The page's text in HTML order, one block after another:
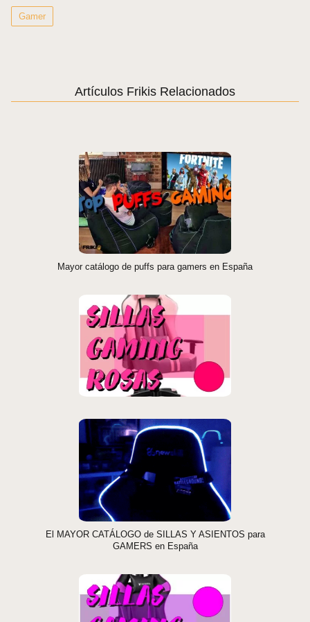
Gamer
Artículos Frikis Relacionados
Mayor catálogo de puffs para gamers en España
El MAYOR CATÁLOGO de SILLAS Y ASIENTOS para
GAMERS en España